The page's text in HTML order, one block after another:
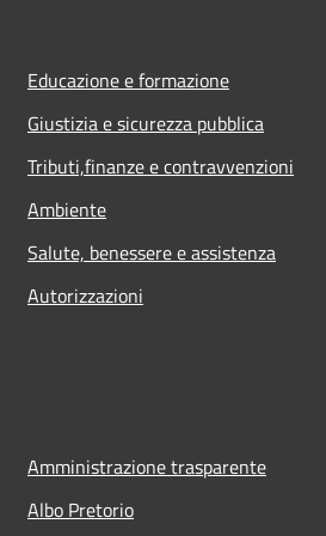
Educazione e formazione
Giustizia e sicurezza pubblica
Tributi,finanze e contravvenzioni
Ambiente
Salute, benessere e assistenza
Autorizzazioni
Amministrazione trasparente
Albo Pretorio